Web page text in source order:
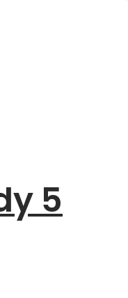
5